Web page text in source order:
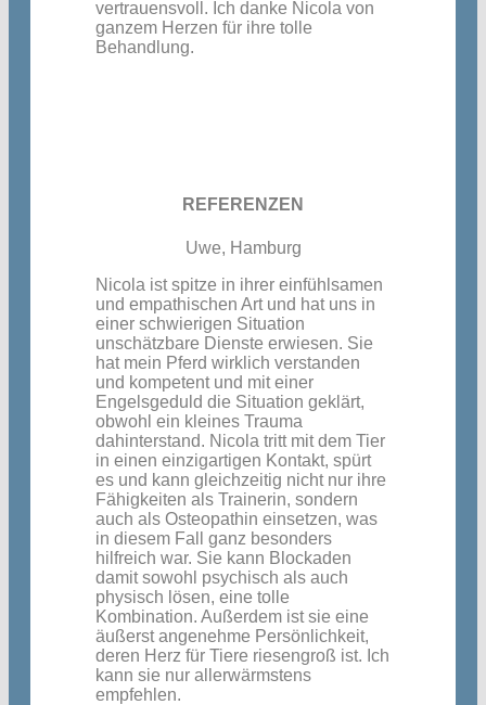
vertrauensvoll. Ich danke Nicola von
ganzem Herzen für ihre tolle
Behandlung.
REFERENZEN
Uwe, Hamburg
Nicola ist spitze in ihrer einfühlsamen
und empathischen Art und hat uns in
einer schwierigen Situation
unschätzbare Dienste erwiesen. Sie
hat mein Pferd wirklich verstanden
und kompetent und mit einer
Engelsgeduld die Situation geklärt,
obwohl ein kleines Trauma
dahinterstand. Nicola tritt mit dem Tier
in einen einzigartigen Kontakt, spürt
es und kann gleichzeitig nicht nur ihre
Fähigkeiten als Trainerin, sondern
auch als Osteopathin einsetzen, was
in diesem Fall ganz besonders
hilfreich war. Sie kann Blockaden
damit sowohl psychisch als auch
physisch lösen, eine tolle
Kombination. Außerdem ist sie eine
äußerst angenehme Persönlichkeit,
deren Herz für Tiere riesengroß ist. Ich
kann sie nur allerwärmstens
empfehlen.